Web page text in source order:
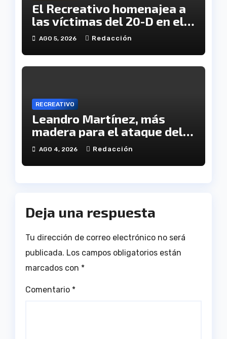
El Recreativo homenajea a
las víctimas del 20-D en el
XX aniversario de la
AGO 5, 2026 Redacción
RECREATIVO
Leandro Martínez, más
madera para el ataque del
Decano
AGO 4, 2026 Redacción
Deja una respuesta
Tu dirección de correo electrónico no será
publicada. Los campos obligatorios están
marcados con *
Comentario *